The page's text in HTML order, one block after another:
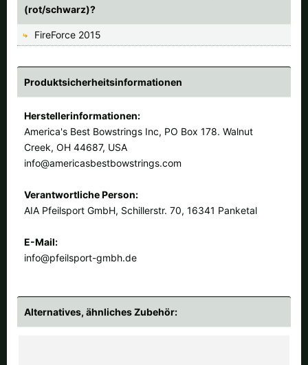
(rot/schwarz)?
FireForce 2015
Produktsicherheitsinformationen
Herstellerinformationen:
America's Best Bowstrings Inc, PO Box 178. Walnut
Creek, OH 44687, USA
info@americasbestbowstrings.com
Verantwortliche Person:
AIA Pfeilsport GmbH, Schillerstr. 70, 16341 Panketal
E-Mail:
info@pfeilsport-gmbh.de
Alternatives, ähnliches Zubehör: